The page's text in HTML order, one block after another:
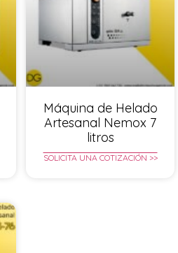
Máquina de Helado
Artesanal Nemox 7
litros
SOLICITA UNA COTIZACIÓN >>